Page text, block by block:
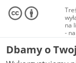
na
-
Dbamy o